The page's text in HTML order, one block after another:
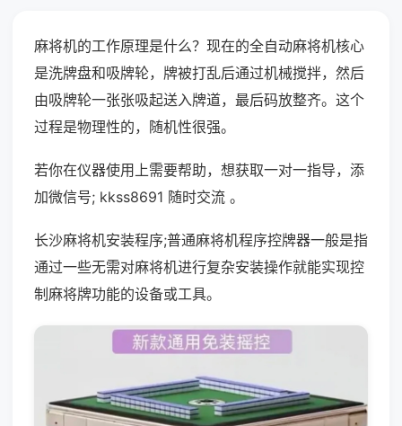
麻将机的工作原理是什么？现在的全自动麻将机核心
是洗牌盘和吸牌轮，牌被打乱后通过机械搅拌，然后
由吸牌轮一张张吸起送入牌道，最后码放整齐。这个
过程是物理性的，随机性很强。
若你在仪器使用上需要帮助，想获取一对一指导，添
加微信号; kkss8691 随时交流 。
长沙麻将机安装程序;普通麻将机程序控牌器一般是指
通过一些无需对麻将机进行复杂安装操作就能实现控
制麻将牌功能的设备或工具。